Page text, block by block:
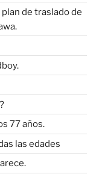
de traslado de
77 años.
las edades